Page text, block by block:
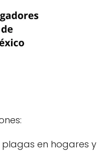
en hogares y